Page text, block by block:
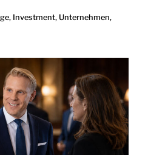
, Investment, Unternehmen,